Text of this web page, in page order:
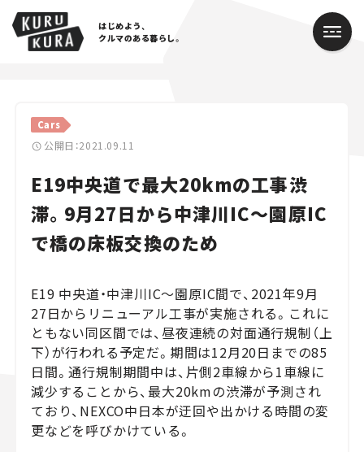
はじめよう、
クルマのある暮らし。
Cars
公開日：2021.09.11
E19中央道で最大20kmの工事渋
滞。9月27日から中津川IC～園原IC
で橋の床板交換のため
E19 中央道・中津川IC～園原IC間で、2021年9月
27日からリニューアル工事が実施される。これに
ともない同区間では、昼夜連続の対面通行規制（上
下）が行われる予定だ。期間は12月20日までの85
日間。通行規制期間中は、片側2車線から1車線に
減少することから、最大20kmの渋滞が予測され
ており、NEXCO中日本が迂回や出かける時間の変
更などを呼びかけている。
Cars
Lifestyle
Traffic
Special
Series
Campaign
人気のハッシュタグ
スズキ ジムニー｜Suzuki Jimny
スズキ｜Suzuki
マツダ｜Mazda
マツダ ロードスター｜Mazda Roadster